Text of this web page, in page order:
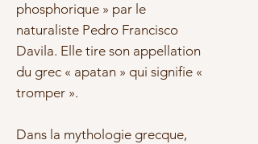
phosphorique » par le
naturaliste Pedro Francisco
Davila. Elle tire son appellation
du grec « apatan » qui signifie «
tromper ».
Dans la mythologie grecque,